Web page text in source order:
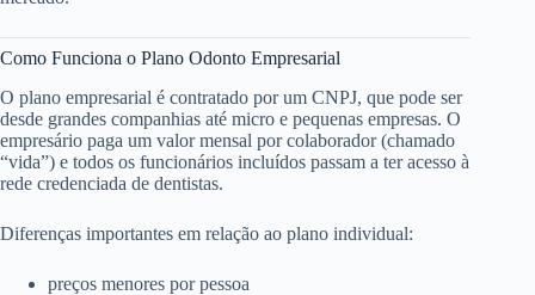
Como Funciona o Plano Odonto Empresarial
O plano empresarial é contratado por um CNPJ, que pode ser
desde grandes companhias até micro e pequenas empresas. O
empresário paga um valor mensal por colaborador (chamado
“vida”) e todos os funcionários incluídos passam a ter acesso à
rede credenciada de dentistas.
Diferenças importantes em relação ao plano individual:
preços menores por pessoa